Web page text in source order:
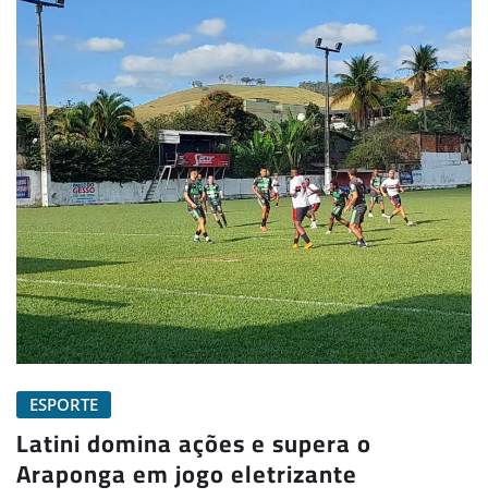
ESPORTE
Latini domina ações e supera o
Araponga em jogo eletrizante